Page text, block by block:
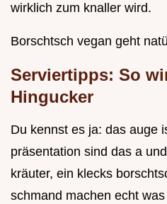
wirklich zum knaller wird.
Borschtsch vegan geht
Serviertipps: So
Hingucker
Du kennst es ja: das auge
präsentation sind das a
kräuter, ein klecks
schmand machen echt was